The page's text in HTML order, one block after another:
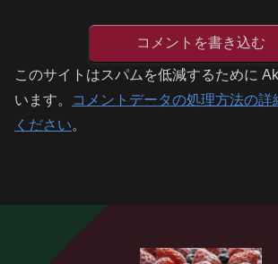
コメントを書き込む
このサイトはスパムを低減するために
います。
コメントデータの処理方法の詳
ください。